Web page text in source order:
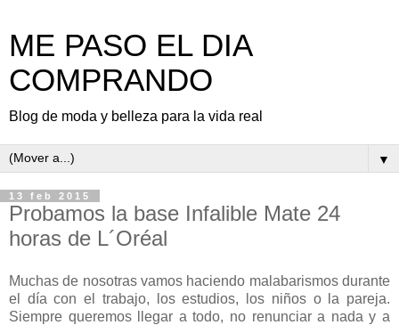
ME PASO EL DIA
COMPRANDO
Blog de moda y belleza para la vida real
▼
13 feb 2015
Probamos la base Infalible Mate 24
horas de L´Oréal
Muchas de nosotras vamos haciendo malabarismos durante
el día con el trabajo, los estudios, los niños o la pareja.
Siempre queremos llegar a todo, no renunciar a nada y a